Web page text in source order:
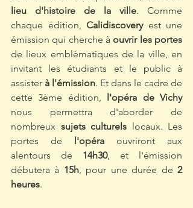
lieu d'histoire de la ville. Comme
chaque édition, Calidiscovery est une
émission qui cherche à ouvrir les portes
de lieux emblématiques de la ville, en
invitant les étudiants et le public à
assister à l'émission. Et dans le cadre de
cette 3ème édition, l'opéra de Vichy
nous permettra d'aborder de
nombreux sujets culturels locaux. Les
portes de l'opéra ouvriront aux
alentours de 14h30, et l'émission
débutera à 15h, pour une durée de 2
heures.